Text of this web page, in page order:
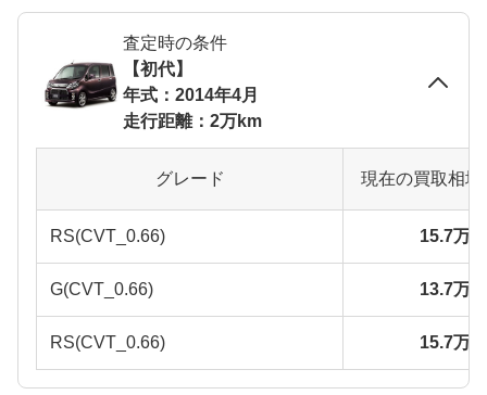
査定時の条件
【初代】
年式：2014年4月
走行距離：2万km
グレード 現在の買取相
RS(CVT_0.66) 15.7万
G(CVT_0.66) 13.7万
RS(CVT_0.66) 15.7万